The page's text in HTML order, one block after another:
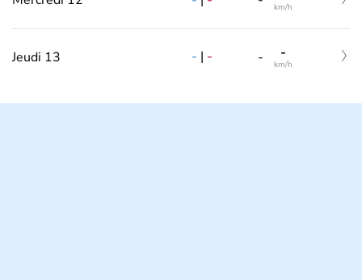
km/h
Jeudi 13 - | - - -
km/h